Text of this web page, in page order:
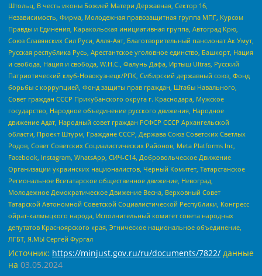
Штольц, В честь иконы Божией Матери Державная, Сектор 16,
Независимость, Фирма, Молодежная правозащитная группа МПГ, Курсом
Правды и Единения, Каракольская инициативная группа, Автоград Крю,
Союз Славянских Сил Руси, Алля-Аят, Благотворительный пансионат Ак Умут,
Русская республика Русь, Арестантское уголовное единство, Башкорт, Нация
и свобода, Нация и свобода, W.H.С., Фалунь Дафа, Иртыш Ultras, Русский
Патриотический клуб-Новокузнецк/РПК, Сибирский державный союз, Фонд
борьбы с коррупцией, Фонд защиты прав граждан, Штабы Навального,
Совет граждан СССР Прикубанского округа г. Краснодара, Мужское
государство, Народное объединение русского движения, Народное
движение Адат, Народный совет граждан РСФСР СССР Архангельской
области, Проект Штурм, Граждане СССР, Держава Союз Советских Светлых
Родов, Совет Советских Социалистических Районов, Meta Platforms Inc,
Facebook, Instagram, WhatsApp, СИЧ-С14, Добровольческое Движение
Организации украинских националистов, Черный Комитет, Татарстанское
Региональное Всетатарское общественное движение, Невоград,
Молодежное Демократическое Движение Весна, Верховный Совет
Татарской Автономной Советской Социалистической Республики, Конгресс
ойрат-калмыцкого народа, Исполнительный комитет совета народных
депутатов Красноярского края, Этническое национальное объединение,
ЛГБТ, Я.МЫ Сергей Фургал
Источник: https://minjust.gov.ru/ru/documents/7822/ данные
на 03.05.2024